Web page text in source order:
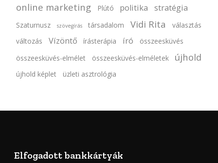
online marketing Plútó politika stratégia
Szaturnusz szövegírás társadalom Vidi Rita
választás
változás
Vízöntő írásterápia író
összeesküvés
összeesküvés-elmélet
összeesküvés-elméletek újhold
újhold képlet üzleti asztrológia
Elfogadott bankkártyák